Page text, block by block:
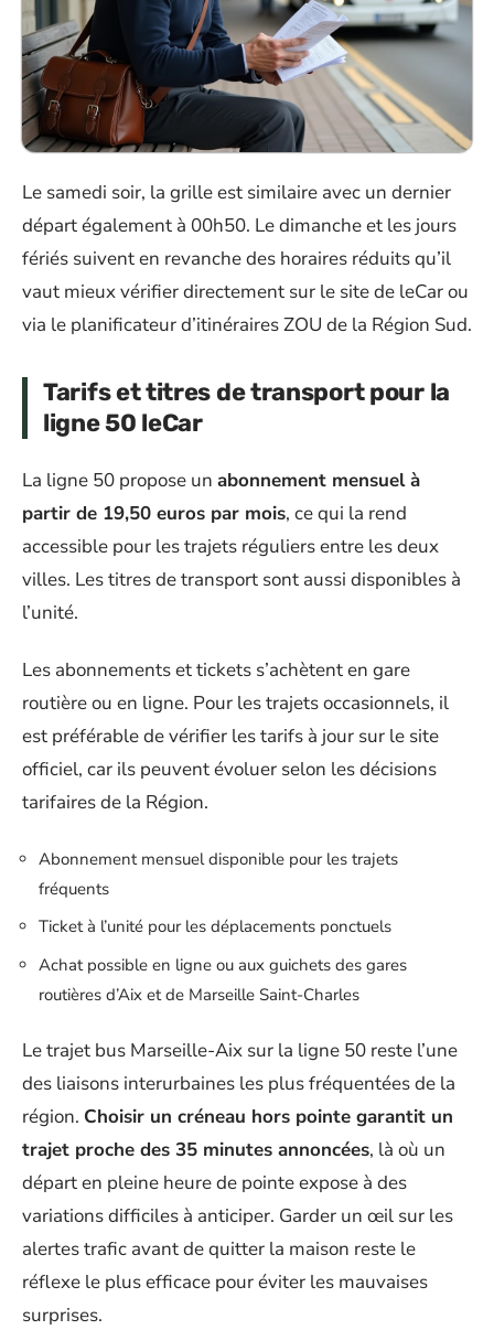
Le samedi soir, la grille est similaire avec un dernier
départ également à 00h50. Le dimanche et les jours
fériés suivent en revanche des horaires réduits qu’il
vaut mieux vérifier directement sur le site de leCar ou
via le planificateur d’itinéraires ZOU de la Région Sud.
Tarifs et titres de transport pour la
ligne 50 leCar
La ligne 50 propose un abonnement mensuel à
partir de 19,50 euros par mois, ce qui la rend
accessible pour les trajets réguliers entre les deux
villes. Les titres de transport sont aussi disponibles à
l’unité.
Les abonnements et tickets s’achètent en gare
routière ou en ligne. Pour les trajets occasionnels, il
est préférable de vérifier les tarifs à jour sur le site
officiel, car ils peuvent évoluer selon les décisions
tarifaires de la Région.
Abonnement mensuel disponible pour les trajets
fréquents
Ticket à l’unité pour les déplacements ponctuels
Achat possible en ligne ou aux guichets des gares
routières d’Aix et de Marseille Saint-Charles
Le trajet bus Marseille-Aix sur la ligne 50 reste l’une
des liaisons interurbaines les plus fréquentées de la
région. Choisir un créneau hors pointe garantit un
trajet proche des 35 minutes annoncées, là où un
départ en pleine heure de pointe expose à des
variations difficiles à anticiper. Garder un œil sur les
alertes trafic avant de quitter la maison reste le
réflexe le plus efficace pour éviter les mauvaises
surprises.